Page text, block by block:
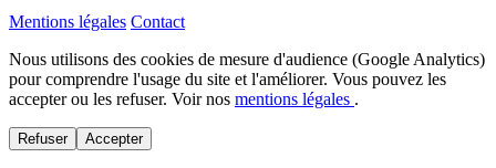
Mentions légales Contact
Nous utilisons des cookies de mesure d'audience (Google Analytics)
pour comprendre l'usage du site et l'améliorer. Vous pouvez les
accepter ou les refuser. Voir nos mentions légales .
Refuser Accepter